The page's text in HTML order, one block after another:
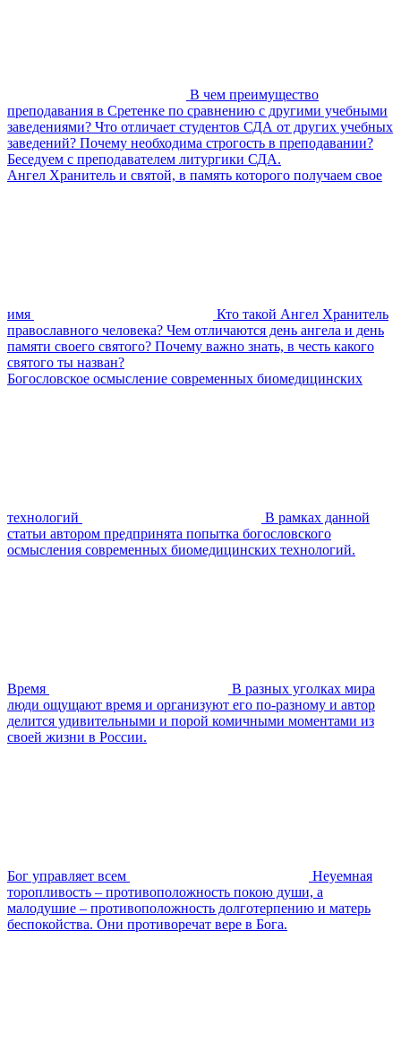
В чем преимущество
преподавания в Сретенке по сравнению с другими учебными
заведениями? Что отличает студентов СДА от других учебных
заведений? Почему необходима строгость в преподавании?
Беседуем с преподавателем литургики СДА.
Ангел Хранитель и святой, в память которого получаем свое
имя
Кто такой Ангел Хранитель
православного человека? Чем отличаются день ангела и день
памяти своего святого? Почему важно знать, в честь какого
святого ты назван?
Богословское осмысление современных биомедицинских
технологий
В рамках данной
статьи автором предпринята попытка богословского
осмысления современных биомедицинских технологий.
Время
В разных уголках мира
люди ощущают время и организуют его по-разному и автор
делится удивительными и порой комичными моментами из
своей жизни в России.
Бог управляет всем
Неуемная
торопливость – противоположность покою души, а
малодушие – противоположность долготерпению и матерь
беспокойства. Они противоречат вере в Бога.